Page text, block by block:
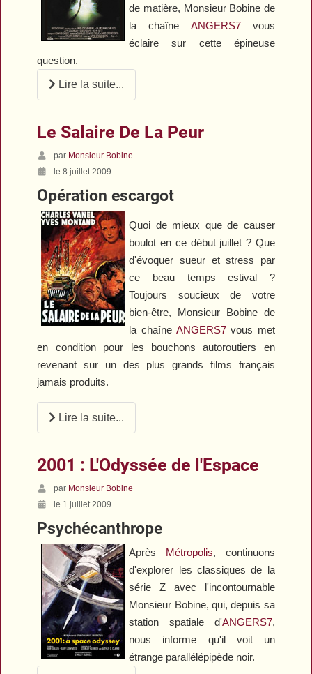
de matière, Monsieur Bobine de
la chaîne ANGERS7vous
éclaire sur cette épineuse
question.
Lire la suite...
Le Salaire De La Peur
par Monsieur Bobine
le 8 juillet 2009
Opération escargot
Quoi de mieux que de causer
boulot en ce début juillet ? Que
d'évoquer sueur et stress par
ce beau temps estival ?
Toujours soucieux de votre
bien-être, Monsieur Bobine de
la chaîne ANGERS7vous met
en condition pour les bouchons autoroutiers en
revenant sur un des plus grands films français
jamais produits.
Lire la suite...
2001 : L'Odyssée de l'Espace
par Monsieur Bobine
le 1 juillet 2009
Psychécanthrope
Après Métropolis, continuons
d'explorer les classiques de la
série Z avec l'incontournable
Monsieur Bobine, qui, depuis sa
station spatiale d'ANGERS7,
nous informe qu'il voit un
étrange parallélépipède noir.